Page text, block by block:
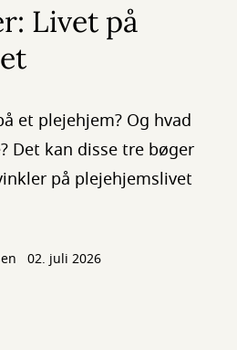
Livet på
et plejehjem? Og hvad
Det kan disse tre bøger
på plejehjemslivet
02. juli 2026